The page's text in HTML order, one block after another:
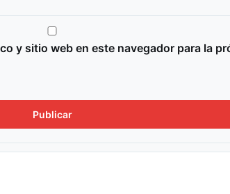
y sitio web en este navegador para la